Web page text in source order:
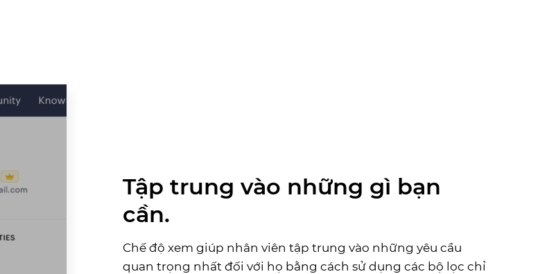
Tập trung vào những gì bạn
cần.
Chế độ xem giúp nhân viên tập trung vào những yêu cầu
quan trọng nhất đối với họ bằng cách sử dụng các bộ lọc chỉ